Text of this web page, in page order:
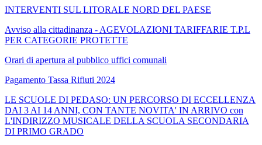
INTERVENTI SUL LITORALE NORD DEL PAESE
Avviso alla cittadinanza - AGEVOLAZIONI TARIFFARIE T.P.L
PER CATEGORIE PROTETTE
Orari di apertura al pubblico uffici comunali
Pagamento Tassa Rifiuti 2024
LE SCUOLE DI PEDASO: UN PERCORSO DI ECCELLENZA
DAI 3 AI 14 ANNI, CON TANTE NOVITA' IN ARRIVO con
L'INDIRIZZO MUSICALE DELLA SCUOLA SECONDARIA
DI PRIMO GRADO